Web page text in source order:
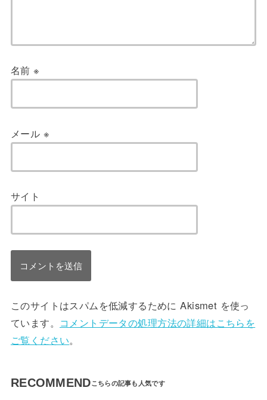
名前※
メール ※
サイト
このサイトはスパムを低減するために Akismet を使っ
ています。 コメントデータの処理方法の詳細はこちらを
ご覧ください。
RECOMMEND